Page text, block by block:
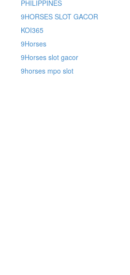
PHILIPPINES
9HORSES SLOT GACOR
KOI365
9Horses
9Horses slot gacor
9horses mpo slot